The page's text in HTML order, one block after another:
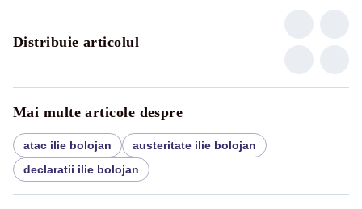
Distribuie articolul
Mai multe articole despre
atac ilie bolojan
austeritate ilie bolojan
declaratii ilie bolojan